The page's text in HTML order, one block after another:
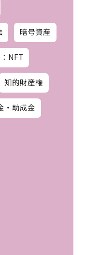
暗号資産
NFT
知的財産権
・助成金